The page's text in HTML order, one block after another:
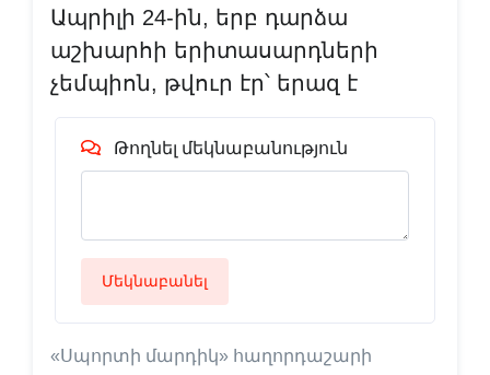
Ապրիլի 24-ին, երբ դարձա
աշխարհի երիտասարդների
չեմպիոն, թվուր էր՝ երազ է
Թողնել մեկնաբանություն
Մեկնաբանել
«Սպորտի մարդիկ» հաղորդաշարի